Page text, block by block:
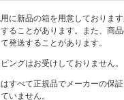
に新品の箱を用意しておりま
ることがあります。また、商
発送することがあります。
ングはお受けしておりません。
すべて正規品でメーカーの保
いません。